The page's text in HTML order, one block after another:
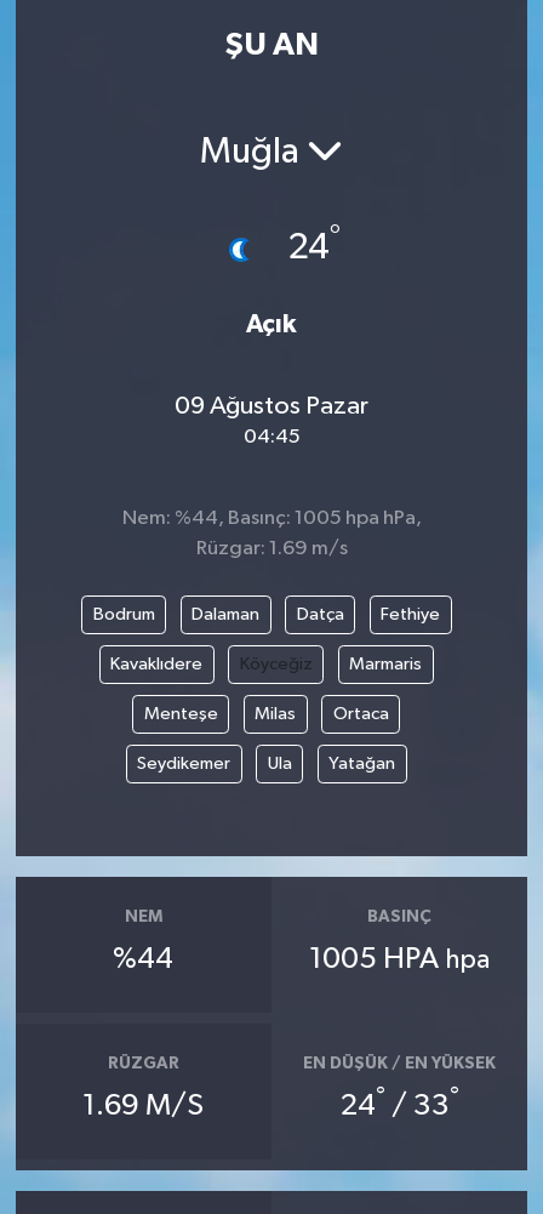
ŞU AN
Muğla
24°
Açık
09 Ağustos Pazar
04:45
Nem: %44, Basınç: 1005 hpa hPa,
Rüzgar: 1.69 m/s
Bodrum Dalaman Datça Fethiye
Kavaklıdere Köyceğiz Marmaris
Menteşe Milas Ortaca
Seydikemer Ula Yatağan
NEM
%44
BASINÇ
1005 HPA hpa
RÜZGAR
1.69 M/S
EN DÜŞÜK / EN YÜKSEK
24° / 33°